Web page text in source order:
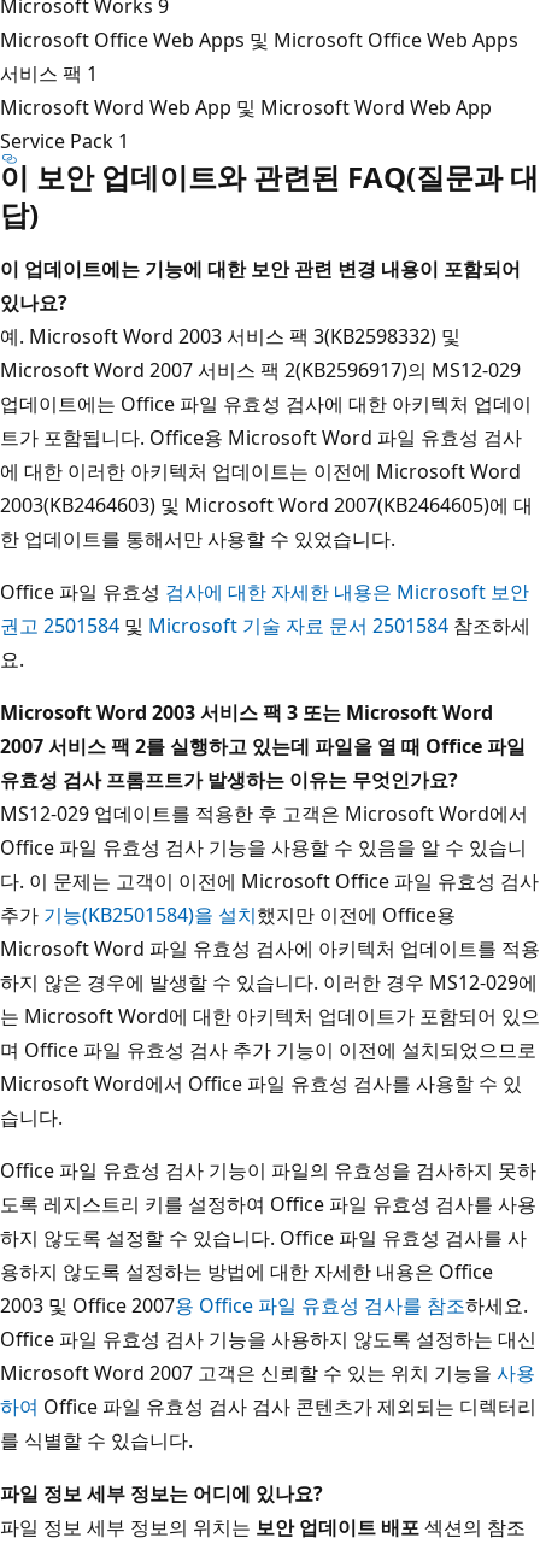
Microsoft Works 9
Microsoft Office Web Apps 및 Microsoft Office Web Apps
서비스 팩 1
Microsoft Word Web App 및 Microsoft Word Web App
Service Pack 1
이 보안 업데이트와 관련된 FAQ(질문과 대
답)
이 업데이트에는 기능에 대한 보안 관련 변경 내용이 포함되어
있나요?
예. Microsoft Word 2003 서비스 팩 3(KB2598332) 및
Microsoft Word 2007 서비스 팩 2(KB2596917)의 MS12-029
업데이트에는 Office 파일 유효성 검사에 대한 아키텍처 업데이
트가 포함됩니다. Office용 Microsoft Word 파일 유효성 검사
에 대한 이러한 아키텍처 업데이트는 이전에 Microsoft Word
2003(KB2464603) 및 Microsoft Word 2007(KB2464605)에 대
한 업데이트를 통해서만 사용할 수 있었습니다.
Office 파일 유효성 검사에 대한 자세한 내용은 Microsoft 보안
권고 2501584 및 Microsoft 기술 자료 문서 2501584 참조하세
요.
Microsoft Word 2003 서비스 팩 3 또는 Microsoft Word
2007 서비스 팩 2를 실행하고 있는데 파일을 열 때 Office 파일
유효성 검사 프롬프트가 발생하는 이유는 무엇인가요?
MS12-029 업데이트를 적용한 후 고객은 Microsoft Word에서
Office 파일 유효성 검사 기능을 사용할 수 있음을 알 수 있습니
다. 이 문제는 고객이 이전에 Microsoft Office 파일 유효성 검사
추가 기능(KB2501584)을 설치했지만 이전에 Office용
Microsoft Word 파일 유효성 검사에 아키텍처 업데이트를 적용
하지 않은 경우에 발생할 수 있습니다. 이러한 경우 MS12-029에
는 Microsoft Word에 대한 아키텍처 업데이트가 포함되어 있으
며 Office 파일 유효성 검사 추가 기능이 이전에 설치되었으므로
Microsoft Word에서 Office 파일 유효성 검사를 사용할 수 있
습니다.
Office 파일 유효성 검사 기능이 파일의 유효성을 검사하지 못하
도록 레지스트리 키를 설정하여 Office 파일 유효성 검사를 사용
하지 않도록 설정할 수 있습니다. Office 파일 유효성 검사를 사
용하지 않도록 설정하는 방법에 대한 자세한 내용은 Office
2003 및 Office 2007용 Office 파일 유효성 검사를 참조하세요.
Office 파일 유효성 검사 기능을 사용하지 않도록 설정하는 대신
Microsoft Word 2007 고객은 신뢰할 수 있는 위치 기능을 사용
하여 Office 파일 유효성 검사 검사 콘텐츠가 제외되는 디렉터리
를 식별할 수 있습니다.
파일 정보 세부 정보는 어디에 있나요?
파일 정보 세부 정보의 위치는 보안 업데이트 배포섹션의 참조